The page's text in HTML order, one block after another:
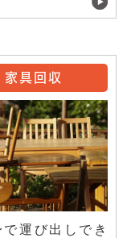
家具回収
で運び出しでき